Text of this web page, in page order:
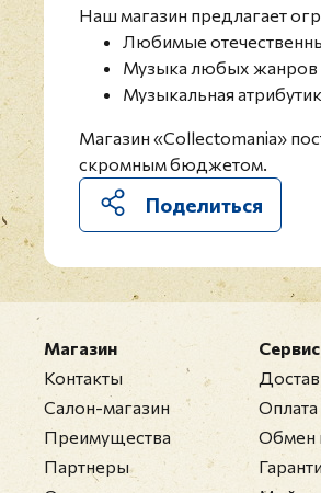
Наш магазин предлагает
Любимые
Музыка любых жанров
Музыкальная
Магазин «Collectomania»
скромным бюджетом.
Поделиться
Магазин
Контакты
Салон-магазин
Преимущества
Партнеры
Сервис
Оплата
Обмен